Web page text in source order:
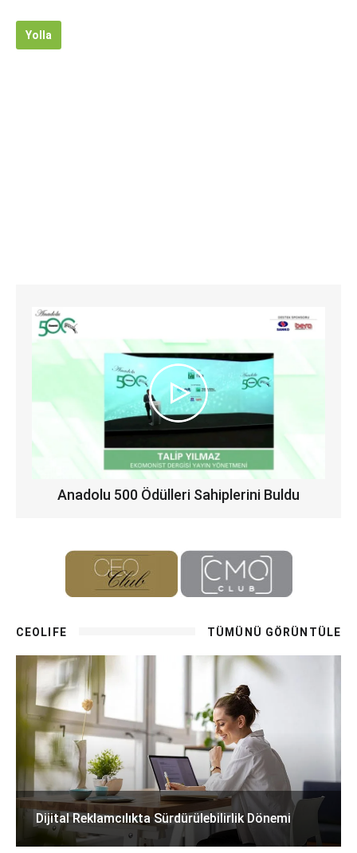
Yolla
Anadolu 500 Ödülleri Sahiplerini Buldu
CEOLIFE TÜMÜNÜ GÖRÜNTÜLE
Dijital Reklamcılıkta Sürdürülebilirlik Dönemi